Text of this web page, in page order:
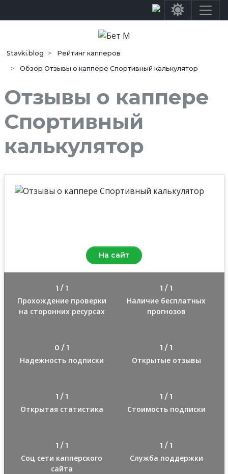
Stavki.blog
Рейтинг капперов
Обзор Отзывы о каппере Спортивный калькулятор
Отзывы о каппере
Спортивный
калькулятор
На сайт
1 / 1
Прохождение проверки
на сторонних ресурсах
1 / 1
Наличие бесплатных
прогнозов
0 / 1
Надежность подписки
1 / 1
Открытые отзывы
1 / 1
Открытая статистика
1 / 1
Стоимость подписки
1 / 1
Соц сети капперского
сайта
1 / 1
Служба поддержки